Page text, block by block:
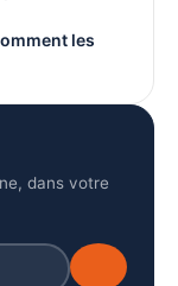
les
dans votre